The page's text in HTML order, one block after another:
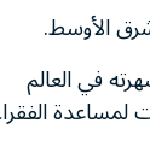
الأوسط.
ذيوع شهرته في العالم
لمساعدة